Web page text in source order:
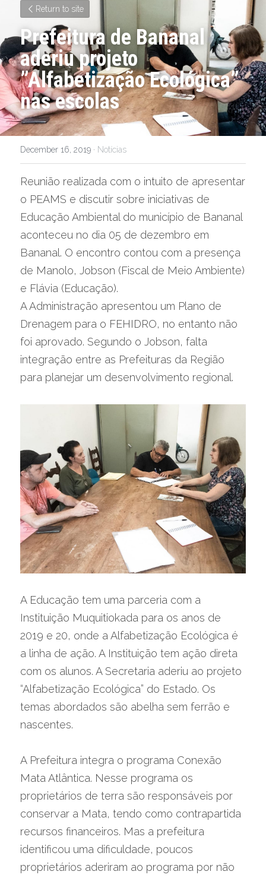
Return to site
Prefeitura de Bananal
aderiu projeto
”Alfabetização Ecológica”
nas escolas
December 16, 2019 · Notícias
Reunião realizada com o intuito de apresentar
o PEAMS e discutir sobre iniciativas de
Educação Ambiental do município de Bananal
aconteceu no dia 05 de dezembro em
Bananal. O encontro contou com a presença
de Manolo, Jobson (Fiscal de Meio Ambiente)
e Flávia (Educação).
A Administração apresentou um Plano de
Drenagem para o FEHIDRO, no entanto não
foi aprovado. Segundo o Jobson, falta
integração entre as Prefeituras da Região
para planejar um desenvolvimento regional.
A Educação tem uma parceria com a
Instituição Muquitiokada para os anos de
2019 e 20, onde a Alfabetização Ecológica é
a linha de ação. A Instituição tem ação direta
com os alunos. A Secretaria aderiu ao projeto
“Alfabetização Ecológica” do Estado. Os
temas abordados são abelha sem ferrão e
nascentes.
A Prefeitura integra o programa Conexão
Mata Atlântica. Nesse programa os
proprietários de terra são responsáveis por
conservar a Mata, tendo como contrapartida
recursos financeiros. Mas a prefeitura
identificou uma dificuldade, poucos
proprietários aderiram ao programa por não